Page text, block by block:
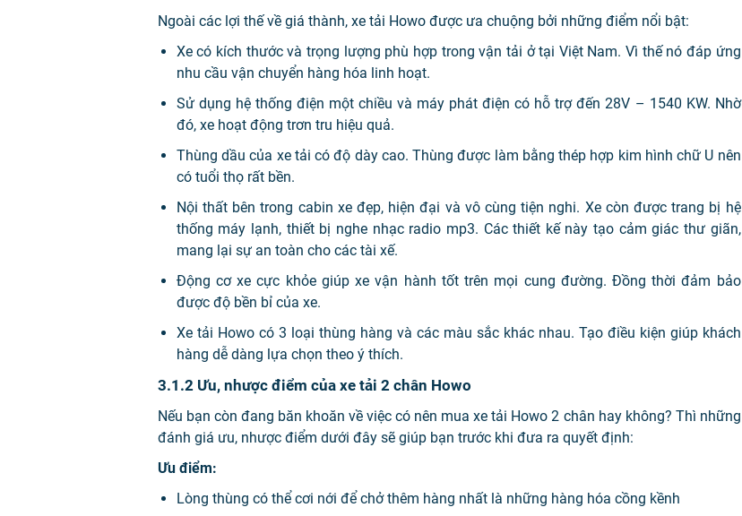
Ngoài các lợi thế về giá thành, xe tải Howo được ưa chuộng bởi những điểm nổi bật:
Xe có kích thước và trọng lượng phù hợp trong vận tải ở tại Việt Nam. Vì thế nó đáp ứng
nhu cầu vận chuyển hàng hóa linh hoạt.
Sử dụng hệ thống điện một chiều và máy phát điện có hỗ trợ đến 28V – 1540 KW. Nhờ
đó, xe hoạt động trơn tru hiệu quả.
Thùng dầu của xe tải có độ dày cao. Thùng được làm bằng thép hợp kim hình chữ U nên
có tuổi thọ rất bền.
Nội thất bên trong cabin xe đẹp, hiện đại và vô cùng tiện nghi. Xe còn được trang bị hệ
thống máy lạnh, thiết bị nghe nhạc radio mp3. Các thiết kế này tạo cảm giác thư giãn,
mang lại sự an toàn cho các tài xế.
Động cơ xe cực khỏe giúp xe vận hành tốt trên mọi cung đường. Đồng thời đảm bảo
được độ bền bỉ của xe.
Xe tải Howo có 3 loại thùng hàng và các màu sắc khác nhau. Tạo điều kiện giúp khách
hàng dễ dàng lựa chọn theo ý thích.
3.1.2 Ưu, nhược điểm của xe tải 2 chân Howo
Nếu bạn còn đang băn khoăn về việc có nên mua xe tải Howo 2 chân hay không? Thì những
đánh giá ưu, nhược điểm dưới đây sẽ giúp bạn trước khi đưa ra quyết định:
Ưu điểm:
Lòng thùng có thể cơi nới để chở thêm hàng nhất là những hàng hóa cồng kềnh